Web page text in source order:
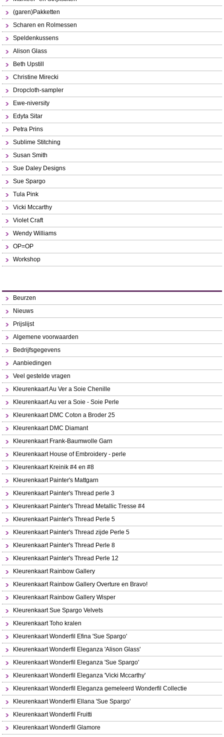
(garen)Pakketten
Scharen en Rolmessen
Speldenkussens
Alison Glass
Beth Upstill
Christine Mirecki
Dropcloth-sampler
Ewe-niversity
Edyta Sitar
Petra Prins
Sublime Stitching
Susan Smith
Sue Daley Designs
Sue Spargo
Tula Pink
Vicki Mccarthy
Violet Craft
Wendy Williams
OP=OP
Workshop
Beurzen
Nieuws
Prijslijst
Algemene voorwaarden
Bedrijfsgegevens
Aanbiedingen
Veel gestelde vragen
Kleurenkaart Au Ver a Soie Chenille
Kleurenkaart Au ver a Soie - Soie Perle
Kleurenkaart DMC Coton a Broder 25
Kleurenkaart DMC Diamant
Kleurenkaart Frank-Baumwolle Garn
Kleurenkaart House of Embroidery - perle
Kleurenkaart Kreinik #4 en #8
Kleurenkaart Painter's Mattgarn
Kleurenkaart Painter's Thread perle 3
Kleurenkaart Painter's Thread Metallic Tresse #4
Kleurenkaart Painter's Thread Perle 5
Kleurenkaart Painter's Thread zijde Perle 5
Kleurenkaart Painter's Thread Perle 8
Kleurenkaart Painter's Thread Perle 12
Kleurenkaart Rainbow Gallery
Kleurenkaart Rainbow Gallery Overture en Bravo!
Kleurenkaart Rainbow Gallery Wisper
Kleurenkaart Sue Spargo Velvets
Kleurenkaart Toho kralen
Kleurenkaart Wonderfil Efina 'Sue Spargo'
Kleurenkaart Wonderfil Eleganza 'Alison Glass'
Kleurenkaart Wonderfil Eleganza 'Sue Spargo'
Kleurenkaart Wonderfil Eleganza 'Vicki Mccarthy'
Kleurenkaart Wonderfil Eleganza gemeleerd Wonderfil Collectie
Kleurenkaart Wonderfil Ellana 'Sue Spargo'
Kleurenkaart Wonderfil Fruitti
Kleurenkaart Wonderfil Glamore